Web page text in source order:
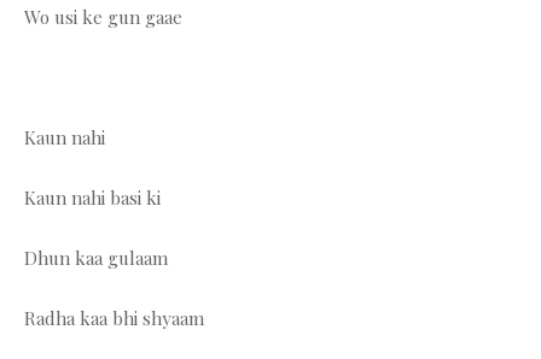
Wo usi ke gun gaae
Kaun nahi
Kaun nahi basi ki
Dhun kaa gulaam
Radha kaa bhi shyaam